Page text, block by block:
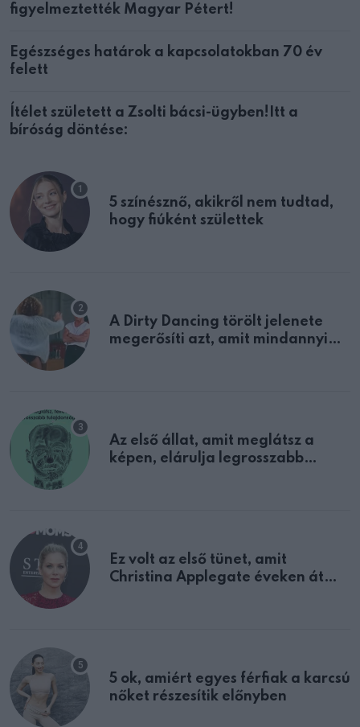
figyelmeztették Magyar Pétert!
Egészséges határok a kapcsolatokban 70 év
felett
Ítélet született a Zsolti bácsi-ügyben!Itt a
bíróság döntése:
5 színésznő, akikről nem tudtad,
hogy fiúként születtek
A Dirty Dancing törölt jelenete
megerősíti azt, amit mindannyian
Az első állat, amit meglátsz a
képen, elárulja legrosszabb
Ez volt az első tünet, amit
Christina Applegate éveken át
5 ok, amiért egyes férfiak a karcsú
nőket részesítik előnyben